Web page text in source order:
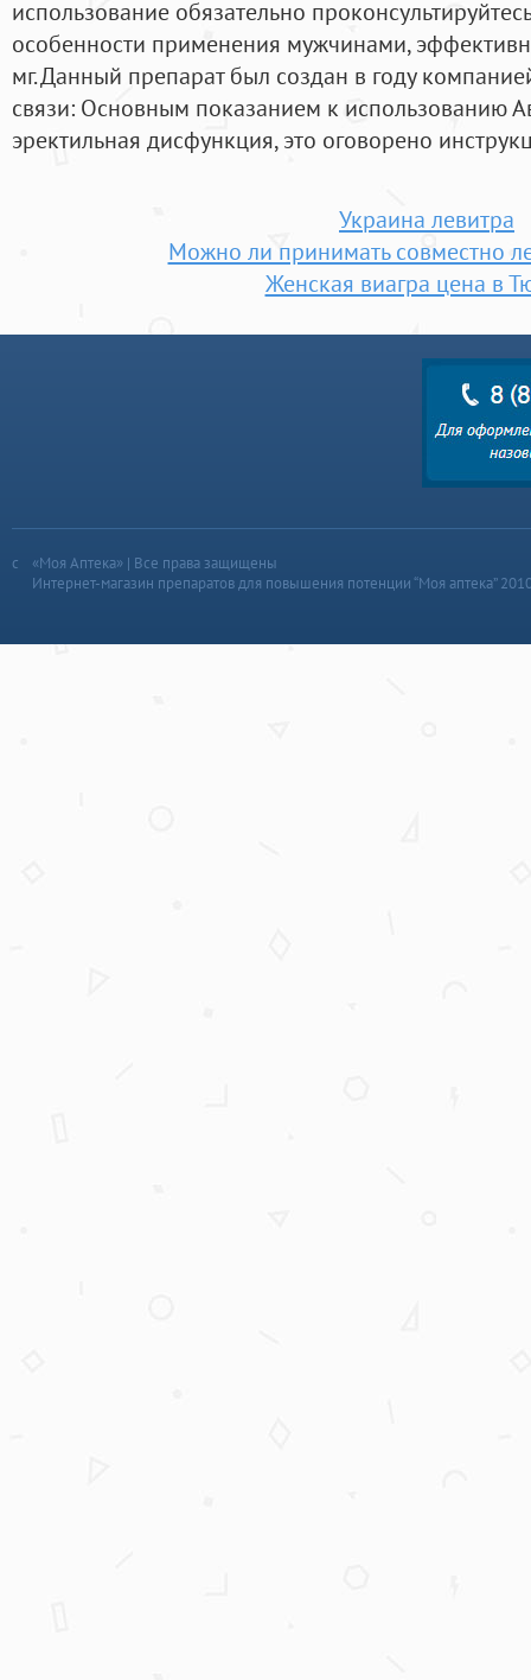
использование обязательно
особенности применения мужчинами,
мг. Данный препарат был создан в году
связи: Основным показанием к использованию
эректильная дисфункция, это оговорено
Украина левитра
Можно ли принимать совместно
Женская виагра цена в
«Моя Аптека» | Все права защищены
Интернет-магазин препаратов для повышения потенции “Моя аптека”